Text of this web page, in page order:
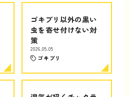
ゴキブリ以外の黒い
虫を寄せ付けない対
策
2026.05.05
ゴキブリ